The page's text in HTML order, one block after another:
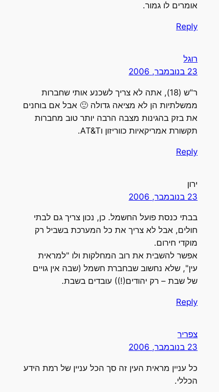
אומרים לו גמור.
Reply
רוגל
23 בנובמבר, 2006
ר"ש (18), אתה לא צריך לשכנע אותי שחברות
ממשלתיות הן לא מציאה גדולה 🙂 אבל אם בוחנים
את בזק בהגינות מצבה הרבה יותר טוב מחברות
תקשורת אמריקאיות כווריזון וAT&T.
Reply
ירון
23 בנובמבר, 2006
בבתי כנסת פועל החשמל. כן, נכון צריך גם לבתי
חולים, אבל לא צריך את כל המערכת בשביל רק
מוקדי חירום.
אפשר להשבית את רוב המחלקות ולו "למראית
עין", שלא נחשוב שבחברת חשמל (שבה אין גויים
של שבת – רק יהודים(!)) עובדים בשבת.
Reply
צפריר
23 בנובמבר, 2006
כל עניין מראית העין זה סך הכל עניין של רמת הידע
הכללי.